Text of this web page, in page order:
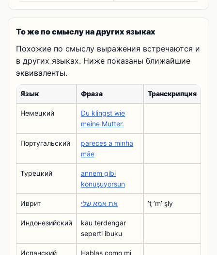
То же по смыслу на других языках
Похожие по смыслу выражения встречаются и
в других языках. Ниже показаны ближайшие
эквиваленты.
Язык Фраза Транскрипция
Немецкий
Du klingst wie
meine Mutter.
Португальский
pareces a minha
mãe
Турецкий
annem gibi
konuşuyorsun
Иврит את אמא שלי ʼţ ʼmʼ şly
Индонезийский
kau terdengar
seperti ibuku
Испанский Hablas como mi